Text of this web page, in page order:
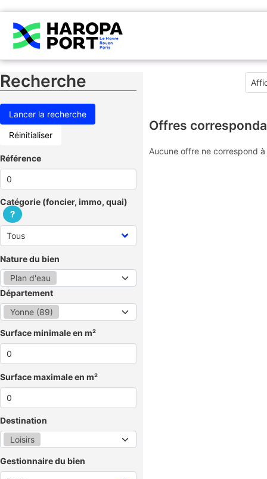
Recherche
Réinitialiser
Référence
Catégorie (foncier, immo, quai)
?
Nature du bien
Plan d'eau
Département
Yonne (89)
Surface minimale en m²
Surface maximale en m²
Destination
Loisirs
Gestionnaire du bien
Offres
Aucune offre ne correspond